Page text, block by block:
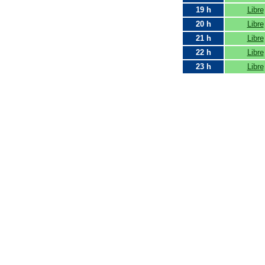
19 h
Libre
20 h
Libre
21 h
Libre
22 h
Libre
23 h
Libre